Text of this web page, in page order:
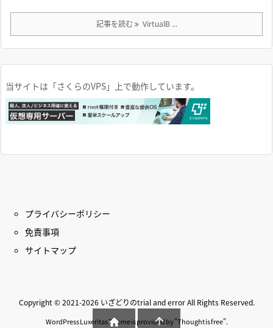
記事を読む VirtualB ...
当サイトは「さくらのVPS」上で動作しています。
プライバシーポリシー
免責事項
サイトマップ
Copyright ©2021-2026 いざどりのtrial and errorAll Rights Reserved.
WordPress Luxeritas Theme is provided by "Thought is free".
 